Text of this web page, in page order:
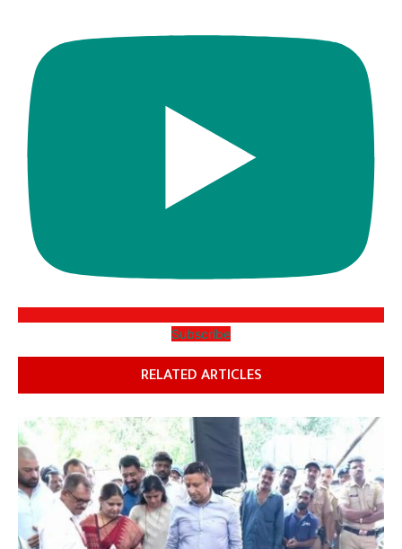
Subscribe
RELATED ARTICLES